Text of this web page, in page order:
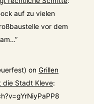
auf zu vielen
vor dem
”
on Grillen
die Stadt Kleve: